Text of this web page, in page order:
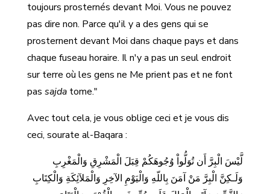
toujours prosternés devant Moi. Vous ne pouvez
pas dire non. Parce qu'il y a des gens qui se
prosternent devant Moi dans chaque pays et dans
chaque fuseau horaire. Il n'y a pas un seul endroit
sur terre où les gens ne Me prient pas et ne font
pas sajdatome."
Avec tout cela, je vous oblige ceci et je vous dis
ceci, sourate al-Baqara :
لَّيْسَ الْبِرَّ أَن تُوَلُّواْ وُجُوهَكُمْ قِبَلَ الْمَشْرِقِ وَالْمَغْرِبِ
وَلَـكِنَّ الْبِرَّ مَنْ آمَنَ بِاللّهِ وَالْيَوْمِ الآخِرِ وَالْمَلآئِكَةِ وَالْكِتَابِ